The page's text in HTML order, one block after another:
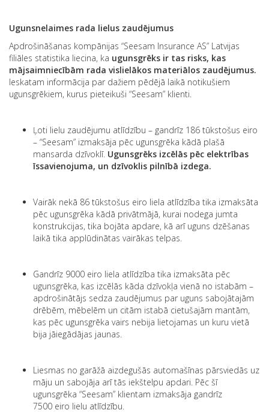
Ugunsnelaimes rada lielus zaudējumus
Apdrošināšanas kompānijas “Seesam Insurance AS” Latvijas
filiāles statistika liecina, ka ugunsgrēks ir tas risks, kas
mājsaimniecībām rada vislielākos materiālos zaudējumus.
Ieskatam informācija par dažiem pēdējā laikā notikušiem
ugunsgrēkiem, kurus pieteikuši “Seesam” klienti.
Ļoti lielu zaudējumu atlīdzību – gandrīz 186 tūkstošus eiro
– “Seesam” izmaksāja pēc ugunsgrēka kādā plašā
mansarda dzīvoklī. Ugunsgrēks izcēlās pēc elektrības
īssavienojuma, un dzīvoklis pilnībā izdega.
Vairāk nekā 86 tūkstošus eiro liela atlīdzība tika izmaksāta
pēc ugunsgrēka kādā privātmājā, kurai nodega jumta
konstrukcijas, tika bojāta apdare, kā arī uguns dzēšanas
laikā tika applūdinātas vairākas telpas.
Gandrīz 9000 eiro liela atlīdzība tika izmaksāta pēc
ugunsgrēka, kas izcēlās kāda dzīvokļa vienā no istabām –
apdrošinātājs sedza zaudējumus par uguns sabojātajām
drēbēm, mēbelēm un citām istabā cietušajām mantām,
kas pēc ugunsgrēka vairs nebija lietojamas un kuru vietā
bija jāiegādājas jaunas.
Liesmas no garāžā aizdegušās automašīnas pārsviedās uz
māju un sabojāja arī tās iekštelpu apdari. Pēc šī
ugunsgrēka “Seesam” klientam izmaksāja gandrīz
7500 eiro lielu atlīdzību.